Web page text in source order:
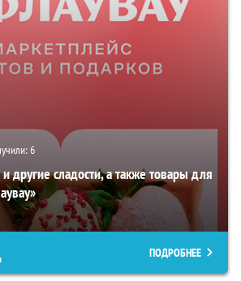
6
другие сладости, а также товары для
ПОДРОБНЕЕ